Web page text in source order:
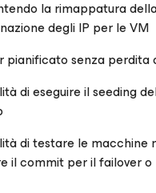
la rimappatura
degli IP per le VM
pianificato senza perdita
di eseguire il seeding
di testare le macchine
il commit per il failover